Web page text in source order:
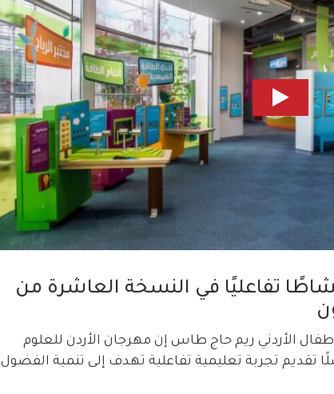
الأطفال: أكثر من 45 نشاطًا تفاعليًا في النسخة العاشرة من
الأردني ريم حاج طاس إن مهرجان الأردن للعلوم
تقديم تجربة تعليمية تفاعلية تهدف إلى تنمية الفضول